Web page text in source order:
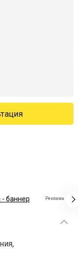
Реклама